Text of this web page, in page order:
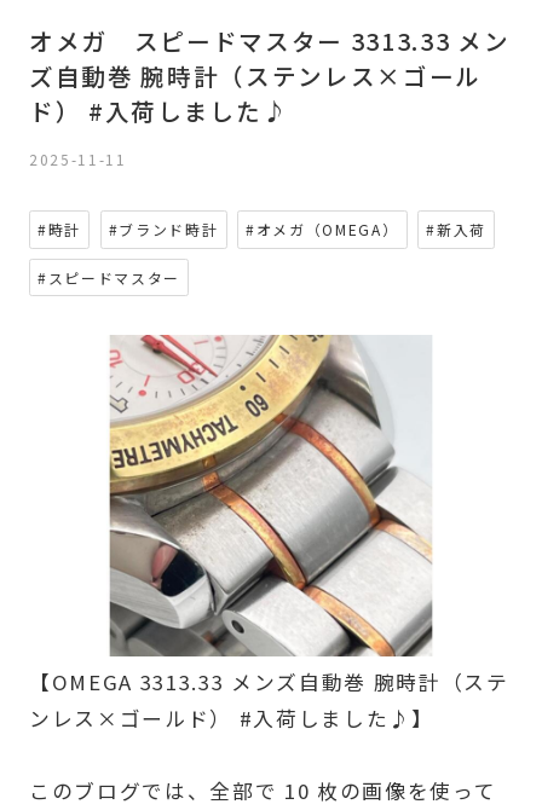
オメガ スピードマスター 3313.33 メン
ズ自動巻 腕時計（ステンレス×ゴール
ド） #入荷しました♪
2025-11-11
#時計 #ブランド時計 #オメガ（OMEGA） #新入荷
#スピードマスター
【OMEGA 3313.33 メンズ自動巻 腕時計（ステ
ンレス×ゴールド） #入荷しました♪】
このブログでは、全部で 10 枚の画像を使って